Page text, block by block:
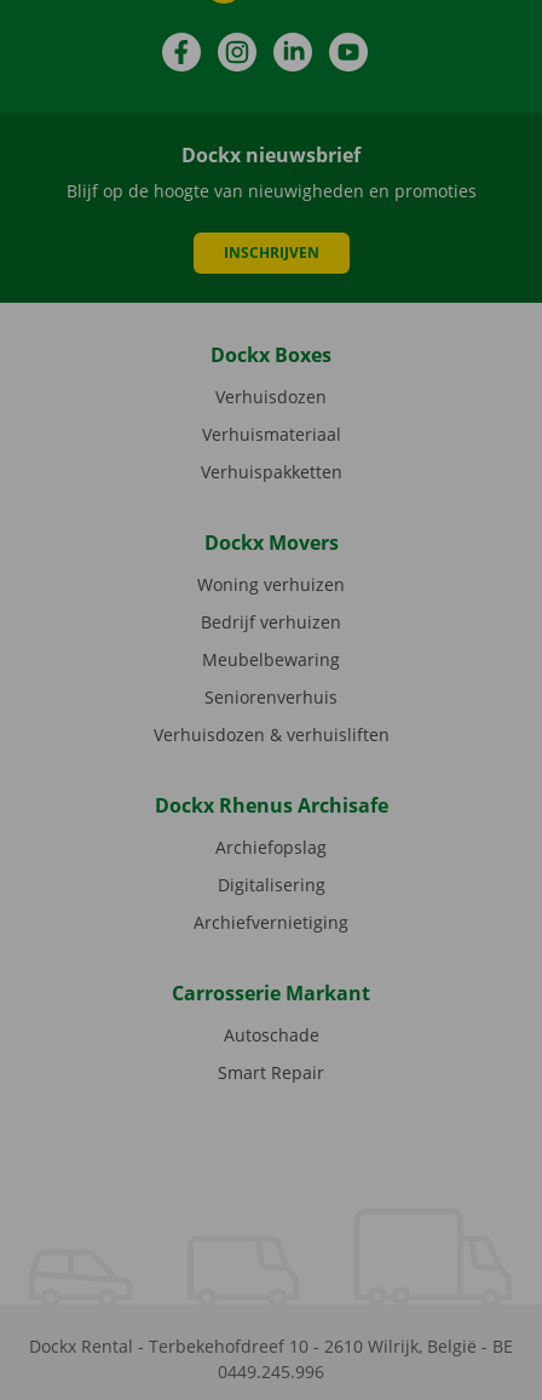
FacebookInstagramLinkedIn
Dockx nieuwsbrief
Blijf op de hoogte van nieuwigheden en promoties
INSCHRIJVEN
Dockx Boxes
Verhuisdozen
Verhuismateriaal
Verhuispakketten
Dockx Movers
Woning verhuizen
Bedrijf verhuizen
Meubelbewaring
Seniorenverhuis
Verhuisdozen & verhuisliften
Dockx Rhenus Archisafe
Archiefopslag
Digitalisering
Archiefvernietiging
Carrosserie Markant
Autoschade
Smart Repair
Dockx Rental - Terbekehofdreef 10 - 2610 Wilrijk, België - BE
0449.245.996